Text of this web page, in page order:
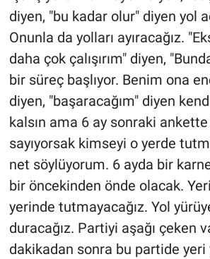
diyen, "bu kadar olur" diyen yol
Onunla da yolları ayıracağız.
daha çok çalışırım" diyen,
bir süreç başlıyor. Benim ona
diyen, "başaracağım" diyen
kalsın ama 6 ay sonraki
sayıyorsak kimseyi o yerde
net söylüyorum. 6 ayda bir
bir öncekinden önde olacak.
yerinde tutmayacağız. Yol
duracağız. Partiyi aşağı çeken
dakikadan sonra bu partide yeri